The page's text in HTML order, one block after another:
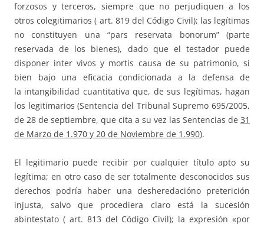
forzosos y terceros, siempre que no perjudiquen a los
otros colegitimarios ( art. 819 del Código Civil); las legítimas
no constituyen una “pars reservata bonorum” (parte
reservada de los bienes), dado que el testador puede
disponer inter vivos y mortis causa de su patrimonio, si
bien bajo una eficacia condicionada a la defensa de
la intangibilidad cuantitativa que, de sus legítimas, hagan
los legitimarios (Sentencia del Tribunal Supremo 695/2005,
de 28 de septiembre, que cita a su vez las Sentencias de 31
de Marzo de 1.970 y 20 de Noviembre de 1.990).
El legitimario puede recibir por cualquier título apto su
legítima; en otro caso de ser totalmente desconocidos sus
derechos podría haber una desheredacióno preterición
injusta, salvo que procediera claro está la sucesión
abintestato ( art. 813 del Código Civil); la expresión «por